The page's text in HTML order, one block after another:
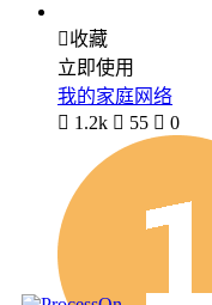
收藏
立即使用
我的家庭网络
 1.2k  55  0